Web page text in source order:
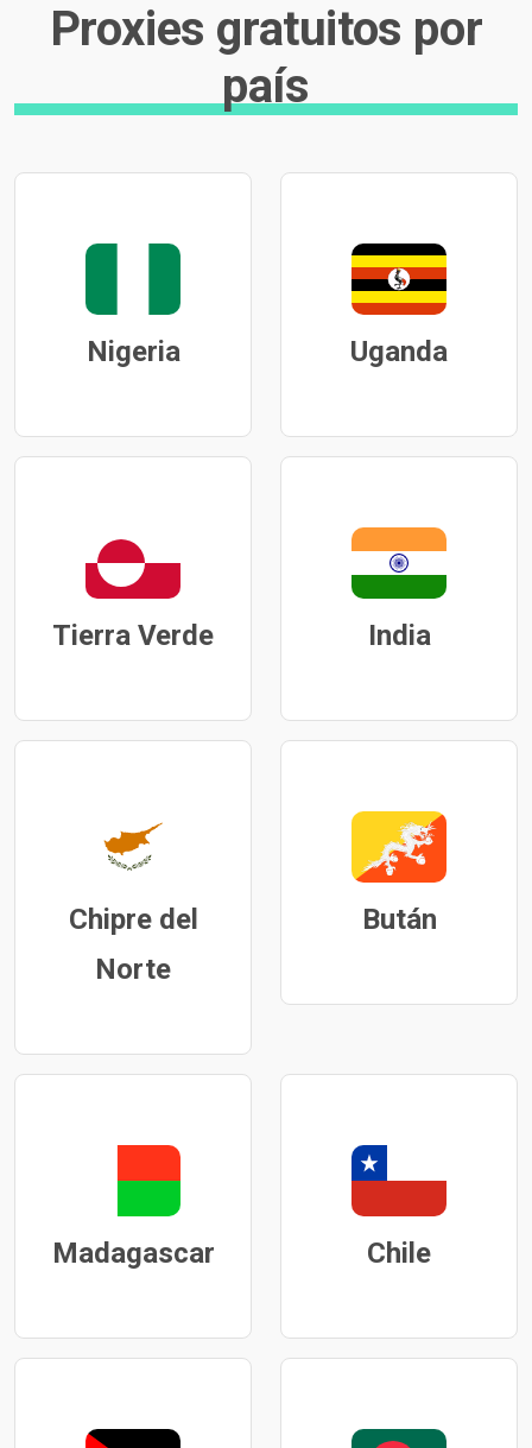
Proxies gratuitos por
país
Nigeria Uganda
Tierra Verde India
Chipre del
Norte
Bután
Madagascar Chile